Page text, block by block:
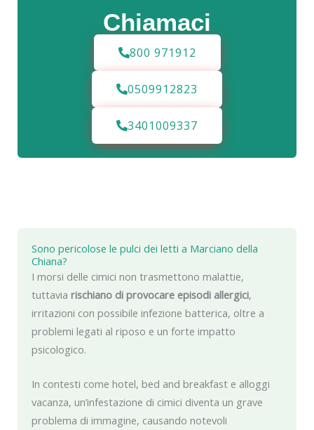
Chiamaci
800 971912
0509912823
3401009337
Sono pericolose le pulci dei letti a Marciano della
Chiana?
I morsi delle cimici non trasmettono malattie,
tuttavia rischiano di provocare episodi allergici,
irritazioni con possibile infezione batterica, oltre a
problemi legati al riposo e un forte impatto
psicologico.
In contesti come hotel, bed and breakfast e alloggi
vacanza, un’infestazione di cimici diventa un grave
problema di immagine, causando notevoli